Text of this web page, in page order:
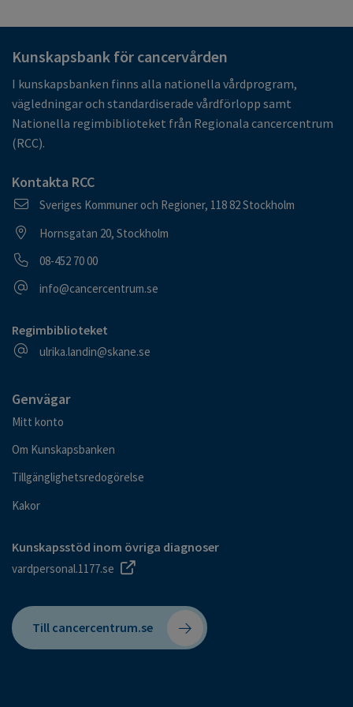
Kunskapsbank för cancervården
I kunskapsbanken finns alla nationella vårdprogram,
vägledningar och standardiserade vårdförlopp samt
Nationella regimbiblioteket från Regionala cancercentrum
(RCC).
Kontakta RCC
Postadress
Sveriges Kommuner och Regioner, 118 82 Stockholm
Besöksadress
Hornsgatan 20, Stockholm
Telefonnummer
08-452 70 00
E-postadress
info@cancercentrum.se
Regimbiblioteket
E-postadress
ulrika.landin@skane.se
Genvägar
Mitt konto
Om Kunskapsbanken
Tillgänglighetsredogörelse
Kakor
Kunskapsstöd inom övriga diagnoser
vardpersonal.1177.se
Till cancercentrum.se